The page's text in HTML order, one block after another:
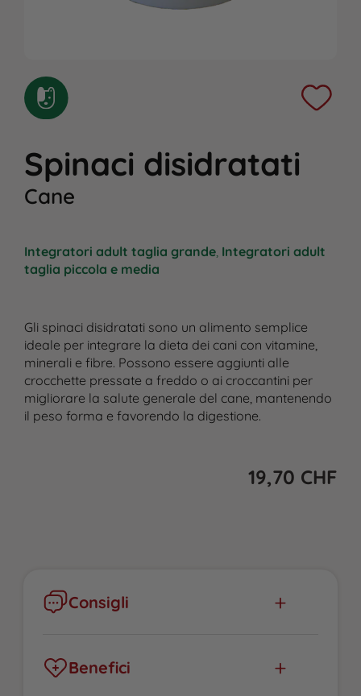
Spinaci disidratati
Cane
Integratori adult taglia grande, Integratori adult
taglia piccola e media
Gli spinaci disidratati sono un alimento semplice
ideale per integrare la dieta dei cani con vitamine,
minerali e fibre. Possono essere aggiunti alle
crocchette pressate a freddo o ai croccantini per
migliorare la salute generale del cane, mantenendo
il peso forma e favorendo la digestione.
19,70 CHF
Consigli
acqua. Verificare eventuali intolleranze.
Benefici